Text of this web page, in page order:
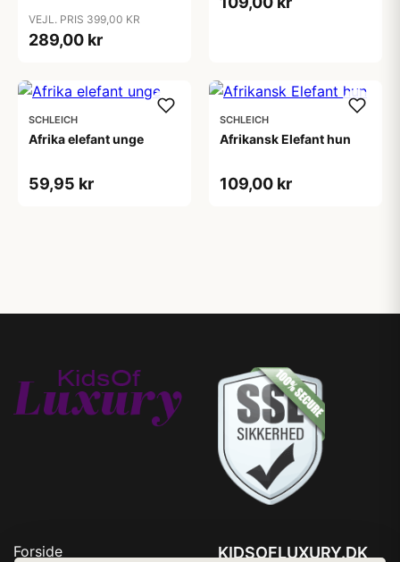
VEJL. PRIS 399,00 KR
289,00 kr
SCHLEICH
Afrika elefant unge
59,95 kr
SCHLEICH
Afrikansk Elefant hun
109,00 kr
Forside KIDSOFLUXURY.DK